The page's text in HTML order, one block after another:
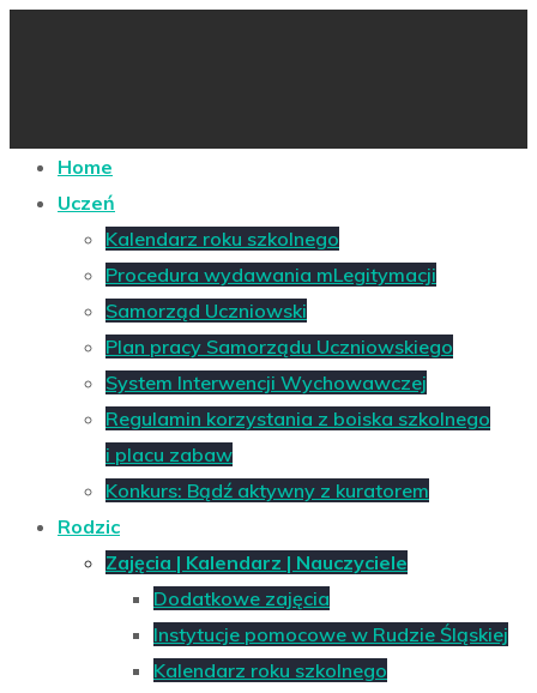
Home
Uczeń
Kalendarz roku szkolnego
Procedura wydawania mLegitymacji
Samorząd Uczniowski
Plan pracy Samorządu Uczniowskiego
System Interwencji Wychowawczej
Regulamin korzystania z boiska szkolnego
i placu zabaw
Konkurs: Bądź aktywny z kuratorem
Rodzic
Zajęcia | Kalendarz | Nauczyciele
Dodatkowe zajęcia
Instytucje pomocowe w Rudzie Śląskiej
Kalendarz roku szkolnego